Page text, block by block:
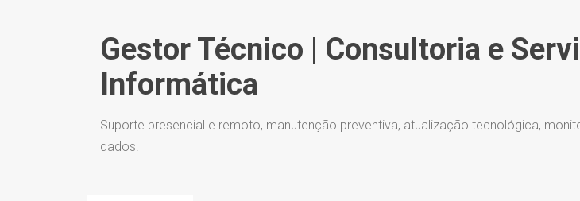
Gestor Técnico | Consultoria e
Informática
Suporte presencial e remoto, manutenção preventiva, atualização tecnológica,
dados.